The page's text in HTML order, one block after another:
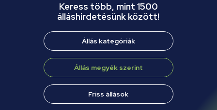
Keress több, mint 1500
álláshirdetésünk között!
Állás kategóriák
Állás megyék szerint
Friss állások